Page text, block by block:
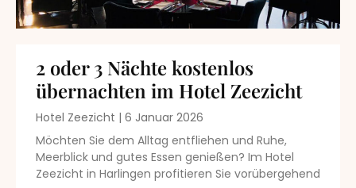
2 oder 3 Nächte kostenlos
übernachten im Hotel Zeezicht
Hotel Zeezicht
6 Januar 2026
Möchten Sie dem Alltag entfliehen und Ruhe,
Meerblick und gutes Essen genießen? Im Hotel
Zeezicht in Harlingen profitieren Sie vorübergehend